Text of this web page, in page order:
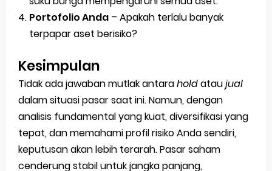
Portofolio Anda – Apakah terlalu banyak
terpapar aset berisiko?
Kesimpulan
Tidak ada jawaban mutlak antaraholdataujual
dalam situasi pasar saat ini. Namun, dengan
analisis fundamental yang kuat, diversifikasi yang
tepat, dan memahami profil risiko Anda sendiri,
keputusan akan lebih terarah. Pasar saham
cenderung stabil untuk jangka panjang,